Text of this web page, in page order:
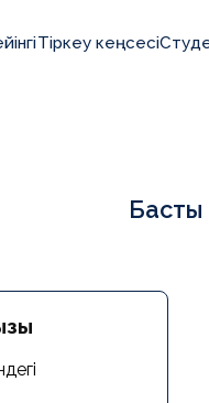
Тіркеу кеңсесі
Басты